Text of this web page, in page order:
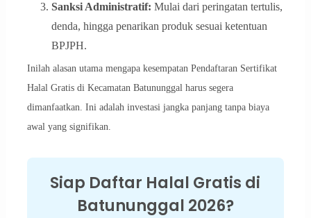
Sanksi Administratif: Mulai dari peringatan tertulis,
denda, hingga penarikan produk sesuai ketentuan
BPJPH.
Inilah alasan utama mengapa kesempatan Pendaftaran Sertifikat
Halal Gratis di Kecamatan Batununggal harus segera
dimanfaatkan. Ini adalah investasi jangka panjang tanpa biaya
awal yang signifikan.
Siap Daftar Halal Gratis di
Batununggal 2026?